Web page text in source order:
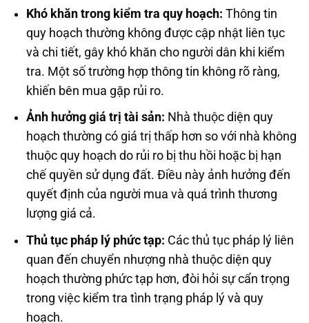
Khó khăn trong kiểm tra quy hoạch: Thông tin
quy hoạch thường không được cập nhật liên tục
và chi tiết, gây khó khăn cho người dân khi kiểm
tra. Một số trường hợp thông tin không rõ ràng,
khiến bên mua gặp rủi ro.
Ảnh hưởng giá trị tài sản: Nhà thuộc diện quy
hoạch thường có giá trị thấp hơn so với nhà không
thuộc quy hoạch do rủi ro bị thu hồi hoặc bị hạn
chế quyền sử dụng đất. Điều này ảnh hưởng đến
quyết định của người mua và quá trình thương
lượng giá cả.
Thủ tục pháp lý phức tạp: Các thủ tục pháp lý liên
quan đến chuyển nhượng nhà thuộc diện quy
hoạch thường phức tạp hơn, đòi hỏi sự cẩn trọng
trong việc kiểm tra tình trạng pháp lý và quy
hoạch.